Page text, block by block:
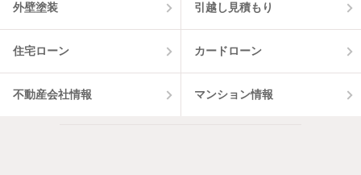
外壁塗装 引越し見積もり
住宅ローン カードローン
不動産会社情報 マンション情報